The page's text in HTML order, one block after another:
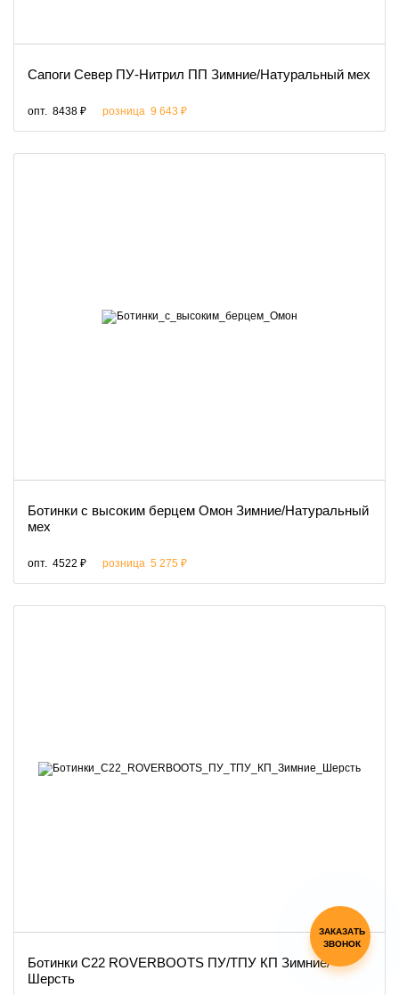
Сапоги Север ПУ-Нитрил ПП Зимние/Натуральный мех
опт. 8438 ₽ розница 9 643 ₽
Ботинки с высоким берцем Омон Зимние/Натуральный
мех
опт. 4522 ₽ розница 5 275 ₽
Ботинки С22 ROVERBOOTS ПУ/ТПУ КП Зимние/
Шерсть
ЗАКАЗАТЬ
ЗВОНОК